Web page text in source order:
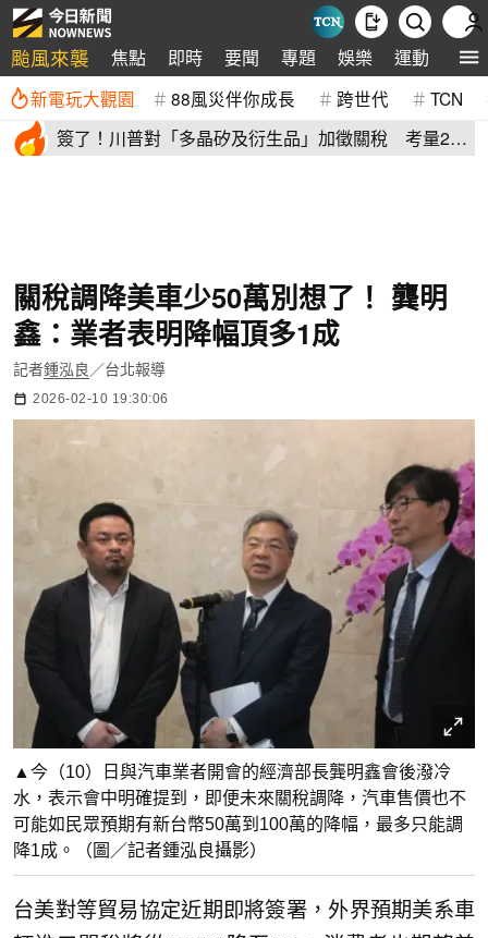
颱風來襲 焦點 即時 要聞 專題 娛樂 運動 全球
新電玩大觀園 88風災伴你成長 跨世代 TCN
簽了！川普對「多晶矽及衍生品」加徵關稅 考量2原
關稅調降美車少50萬別想了！ 龔明
鑫：業者表明降幅頂多1成
記者鍾泓良 ／台北報導
2026-02-10 19:30:06
▲今（10）日與汽車業者開會的經濟部長龔明鑫會後潑冷
水，表示會中明確提到，即便未來關稅調降，汽車售價也不
可能如民眾預期有新台幣50萬到100萬的降幅，最多只能調
降1成。（圖／記者鍾泓良攝影）
台美對等貿易協定近期即將簽署，外界預期美系車